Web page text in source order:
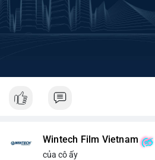
Wintech Film Vietnam
của cô ấy